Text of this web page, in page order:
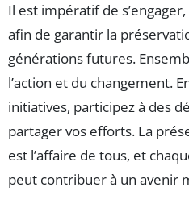
Il est impératif de
afin de garantir la
générations futures.
l’action et du changement.
initiatives, participez à des
partager vos efforts. La
est l’affaire de tous, et
peut contribuer à un avenir